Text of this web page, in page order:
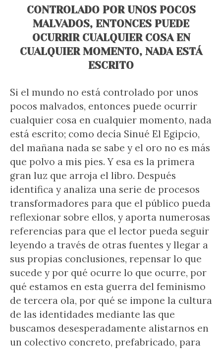
CONTROLADO POR UNOS POCOS
MALVADOS, ENTONCES PUEDE
OCURRIR CUALQUIER COSA EN
CUALQUIER MOMENTO, NADA ESTÁ
ESCRITO
Si el mundo no está controlado por unos
pocos malvados, entonces puede ocurrir
cualquier cosa en cualquier momento, nada
está escrito; como decía Sinué El Egipcio,
del mañana nada se sabe y el oro no es más
que polvo a mis pies. Y esa es la primera
gran luz que arroja el libro. Después
identifica y analiza una serie de procesos
transformadores para que el público pueda
reflexionar sobre ellos, y aporta numerosas
referencias para que el lector pueda seguir
leyendo a través de otras fuentes y llegar a
sus propias conclusiones, repensar lo que
sucede y por qué ocurre lo que ocurre, por
qué estamos en esta guerra del feminismo
de tercera ola, por qué se impone la cultura
de las identidades mediante las que
buscamos desesperadamente alistarnos en
un colectivo concreto, prefabricado, para